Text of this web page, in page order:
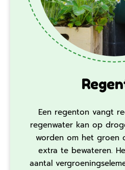
Een regenton vangt
regenwater kan op
worden om het groen
extra te bewateren.
aantal